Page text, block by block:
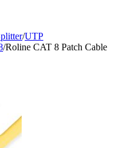
/UTP
/Roline CAT 8 Patch Cable